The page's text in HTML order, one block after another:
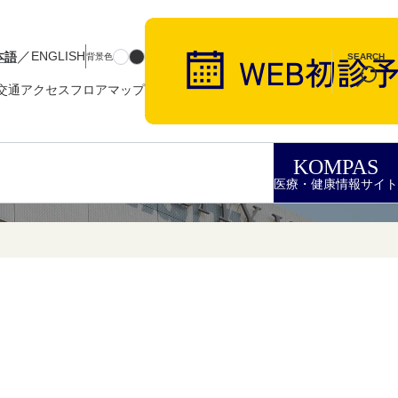
語／ENGLISH背景色
通アクセスフロアマップ
SEARCH
KOMPAS
医療・健康情報サイト